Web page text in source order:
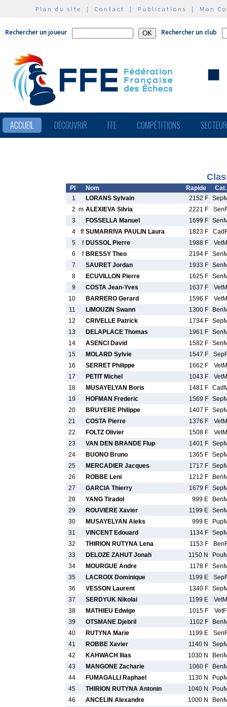
Plan du site | Contact | Publications | Mon
Rechercher un joueur Rechercher un club
ACCUEIL DÉCOUVRIR FFE COMPÉTITIONS
Pl Nom Rapide
Cat.
1
LORANS Sylvain 2152 F
2 m ALEXIEVA Silvia 2221 F
3
FOSSELLA Manuel 1699 F
4
ff SUMARRIVA PAULIN Laura 1823 F
5
f DUSSOL Pierre 1988 F
VetM
6
f BRESSY Theo 2194 F
7
SAURET Jordan 1933 F
8
ECUVILLON Pierre 1625 F
9
COSTA Jean-Yves 1637 F
VetM
10
BARRERO Gerard 1596 F
VetM
11
LIMOUZIN Swann 1300 F
12
CRIVELLE Patrick 1734 F
13
DELAPLACE Thomas 1961 F
14
ASENCI David 1582 F
15
MOLARD Sylvie 1547 F
16
SERRET Philippe 1662 F
VetM
17
PETIT Michel 1043 F
VetM
18
MUSAYELYAN Boris 1481 F
19
HOFMAN Frederic 1569 F
20
BRUYERE Philippe 1407 F
21
COSTA Pierre 1376 F
VetM
22
FOLTZ Olivier 1508 F
VetM
23
VAN DEN BRANDE Flup 1401 F
24
BUONO Bruno 1365 F
25
MERCADIER Jacques 1717 F
26
ROBBE Leni 1212 F
27
GARCIA Thierry 1679 F
28
YANG Tiradol 999 E
29
ROUVIERE Xavier 1199 E
30
MUSAYELYAN Aleks 999 E
31
VINCENT Edouard 1134 F
32
THIRION RUTYNA Lena 1153 F
33
DELOZE ZAHUT Jonah 1150 N
34
MOURGUE Andre 1178 F
35
LACROIX Dominique 1199 E
36
VESSON Laurent 1340 F
37
SERDYUK Nikolai 1199 E
VetM
38
MATHIEU Edwige 1015 F
VetF
39
OTSMANE Djebril 1102 F
40
RUTYNA Marie 1199 E
41
ROBBE Xavier 1140 N
42
KAHWACH Ilias 1030 N
43
MANGONE Zacharie 1060 F
44
FUMAGALLI Raphael 1130 N
45
THIRION RUTYNA Antonin 1040 N
46
ANCELIN Alexandre 1000 N